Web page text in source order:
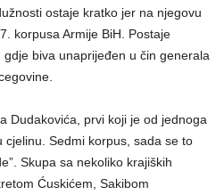
ostaje kratko jer na njegovu
korpusa Armije BiH. Postaje
biva unaprijeđen u čin generala
Dudakovića, prvi koji je od jednoga
cjelinu. Sedmi korpus, sada se to
Skupa sa nekoliko krajiških
Ćuskićem, Sakibom